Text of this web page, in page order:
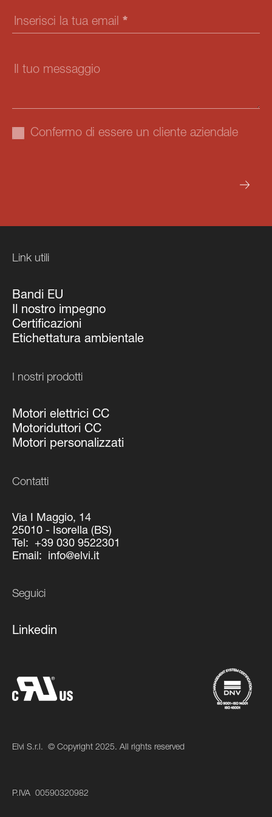
Inserisci la tua email *
Il tuo messaggio
Confermo di essere un cliente aziendale
Link utili
Bandi EU
Il nostro impegno
Certificazioni
Etichettatura ambientale
I nostri prodotti
Motori elettrici CC
Motoriduttori CC
Motori personalizzati
Contatti
Via I Maggio, 14
25010 - Isorella (BS)
Tel: +39 030 9522301
Email: info@elvi.it
Seguici
Linkedin
Elvi S.r.l. © Copyright 2025. All rights reserved
P.IVA 00590320982